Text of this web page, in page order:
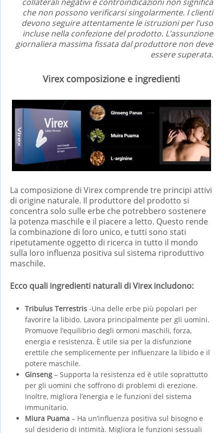
che non possono verificarsi singolarmente. I clienti
devono seguire attentamente le istruzioni per l’uso
incluse nella confezione del prodotto. L’assunzione
giornaliera massima fissata dal produttore non deve
essere superata.
Virex composizione e ingredienti
La composizione di Virex comprende tre principi attivi
di origine naturale. Il produttore del prodotto si
concentra solo sulle erbe che potrebbero sostenere
la potenza maschile e il piacere a letto. Questo rende
la combinazione di loro unico, e tutti sono stati
ripetutamente oggetto di ricerca in tutto il mondo
sulla loro influenza positiva sul sistema riproduttivo
maschile.
Ecco quali ingredienti naturali di Virex includono:
Tribulus Terrestris -Una delle erbe più popolari per
favorire la libido. Lavora principalmente per gli uomini.
Promuove l’equilibrio degli ormoni maschili, forza,
energia e resistenza. È utile sia per la disfunzione
erettile che semplicemente per influenzare la libido e il
potere maschile.
Ginseng – Supporta la resistenza ed è utile soprattutto
per gli uomini che soffrono di problemi di erezione.
Inoltre, migliora l’energia e le funzioni del sistema
immunitario.
Miura Puama – Ha un’influenza positiva sul bisogno e
sul desiderio di intimità. Migliora le funzioni sessuali